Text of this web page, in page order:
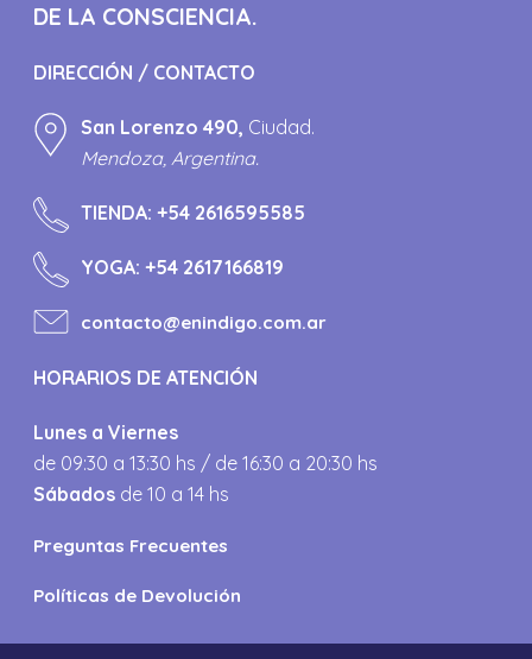
DE LA CONSCIENCIA.
DIRECCIÓN / CONTACTO
San Lorenzo 490, Ciudad.
Mendoza, Argentina.
TIENDA:+54 2616595585
YOGA:+54 2617166819
contacto@enindigo.com.ar
HORARIOS DE ATENCIÓN
Lunes a Viernes
de 09:30 a 13:30 hs / de 16:30 a 20:30 hs
Sábados de 10 a 14 hs
Preguntas Frecuentes
Políticas de Devolución